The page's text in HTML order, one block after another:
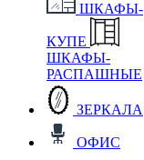
ШКАФЫ-
КУПЕ
ШКАФЫ-
РАСПАШНЫЕ
ЗЕРКАЛА
ОФИС